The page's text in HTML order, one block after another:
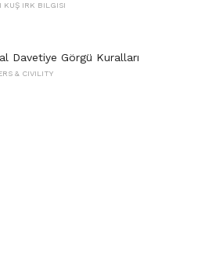
KUŞ IRK BILGISI
Davetiye Görgü Kuralları
& CIVILITY